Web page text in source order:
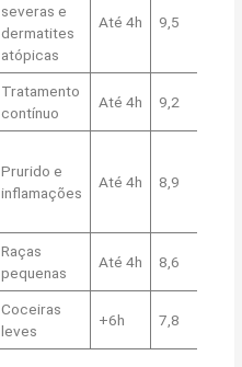
severas e
dermatites
atópicas
Até 4h 9,5
Tratamento
contínuo
Até 4h 9,2
Prurido e
inflamações
Até 4h 8,9
Raças
pequenas
Até 4h 8,6
Coceiras
leves
+6h 7,8